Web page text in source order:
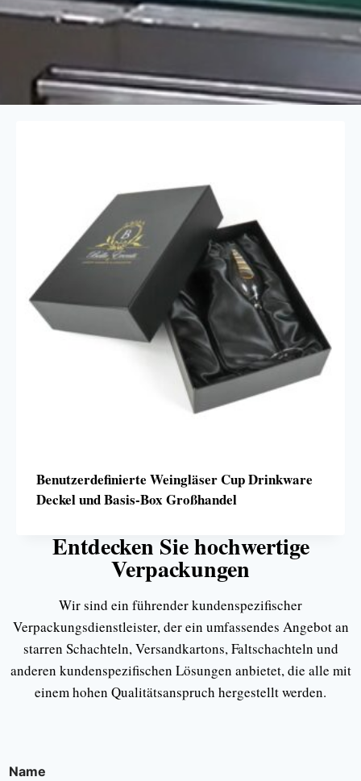
Benutzerdefinierte Weingläser Cup Drinkware
Deckel und Basis-Box Großhandel
Entdecken Sie hochwertige
Verpackungen
Wir sind ein führender kundenspezifischer
Verpackungsdienstleister, der ein umfassendes Angebot an
starren Schachteln, Versandkartons, Faltschachteln und
anderen kundenspezifischen Lösungen anbietet, die alle mit
einem hohen Qualitätsanspruch hergestellt werden.
Name